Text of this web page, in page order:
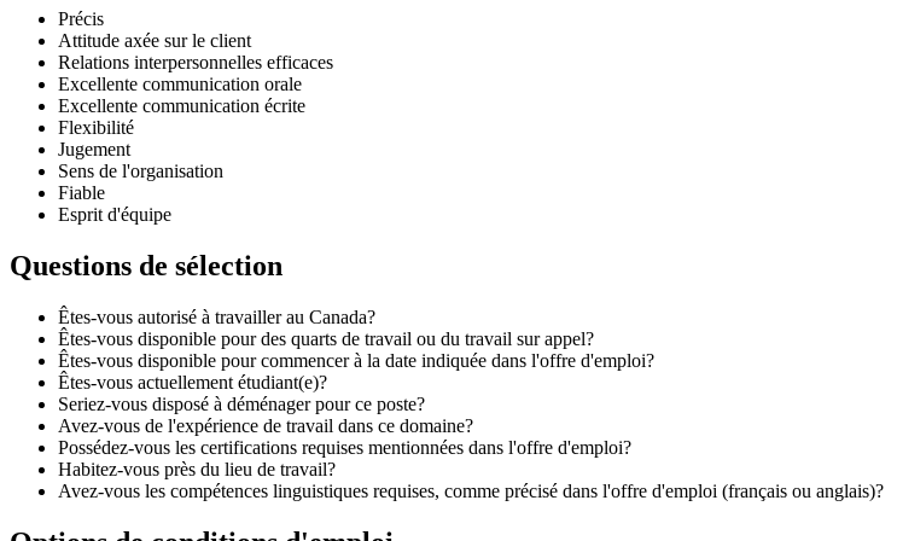
Précis
Attitude axée sur le client
Relations interpersonnelles efficaces
Excellente communication orale
Excellente communication écrite
Flexibilité
Jugement
Sens de l'organisation
Fiable
Esprit d'équipe
Questions de sélection
Êtes-vous autorisé à travailler au Canada?
Êtes-vous disponible pour des quarts de travail ou du travail sur appel?
Êtes-vous disponible pour commencer à la date indiquée dans l'offre d'emploi?
Êtes-vous actuellement étudiant(e)?
Seriez-vous disposé à déménager pour ce poste?
Avez-vous de l'expérience de travail dans ce domaine?
Possédez-vous les certifications requises mentionnées dans l'offre d'emploi?
Habitez-vous près du lieu de travail?
Avez-vous les compétences linguistiques requises, comme précisé dans l'offre d'emploi (français ou anglais)?